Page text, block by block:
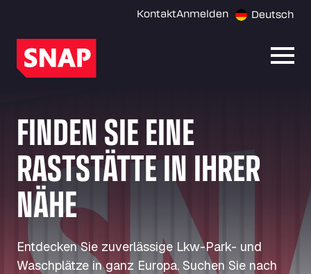
KontaktAnmelden Deutsch
FINDEN SIE EINE
RASTSTÄTTE IN IHRER
NÄHE
Entdecken Sie zuverlässige Lkw-Park- und
Waschplätze in ganz Europa. Suchen Sie nach